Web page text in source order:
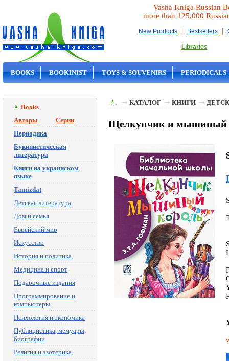
Vasha Kniga Russian
more than 125,000
New Products | Bestsellers |
Libraries
BOOKS BOOKINIST TOYS & SOUVENIRS PERIODICALS
Books
Авторы
Серии
Периодика
Букинистическая
литература
Книги на украинском
языке
Tamizdat
Детская литература
Дом и семья
Еврейский мир
Искусство
История и политика
Медицина и спорт
Подарочные издания
Программирование и
компьютеры
Психология и экономика
Публицистика, мемуары,
биографии
Религия и эзотерика
КАТАЛОГ КНИГИ
Щелкунчик и мышиный